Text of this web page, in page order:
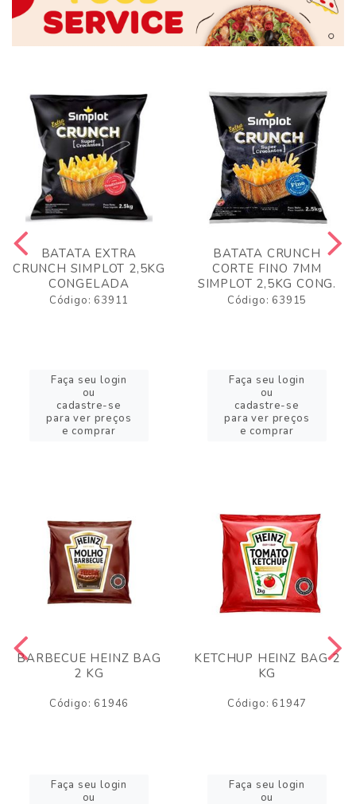
BATATA EXTRA
CRUNCH SIMPLOT 2,5KG
CONGELADA
Código: 63911
Faça seu login
ou
cadastre-se
para ver preços
e comprar
BATATA CRUNCH
CORTE FINO 7MM
SIMPLOT 2,5KG CONG.
Código: 63915
Faça seu login
ou
cadastre-se
para ver preços
e comprar
BARBECUE HEINZ BAG
2 KG
Código: 61946
Faça seu login
ou
KETCHUP HEINZ BAG 2
KG
Código: 61947
Faça seu login
ou